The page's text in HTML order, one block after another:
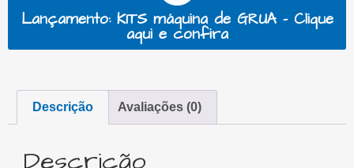
Lançamento: KITS máquina de GRUA - Clique
aqui e confira
Descrição Avaliações (0)
Descrição